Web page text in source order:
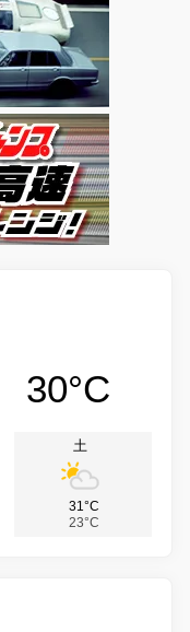
30°C
土
31°C
23°C